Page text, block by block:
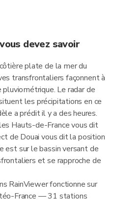
devez savoir
plate de la mer du
transfrontaliers façonnent à
Le radar de
les précipitations en ce
a prédit il y a des heures.
Hauts-de-France vous dit
de Douai vous dit la position
sur le bassin versant de
et se rapproche de
RainViewer fonctionne sur
France — 31 stations